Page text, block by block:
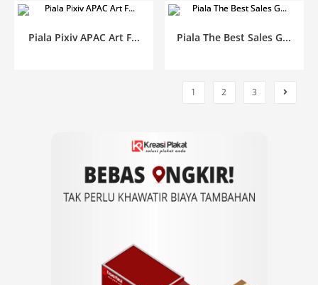
Piala Pixiv APAC Art F... Piala The Best Sales G...
1 2 3